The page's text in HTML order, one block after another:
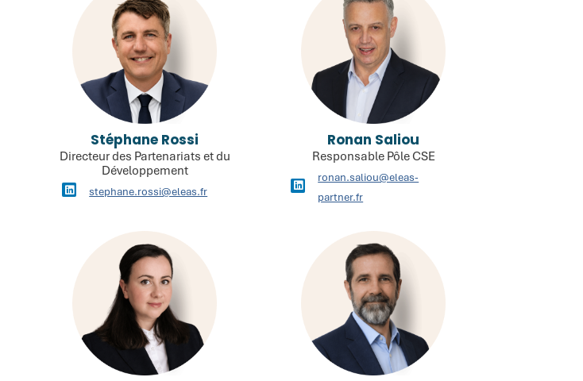
Stéphane Rossi
Directeur des Partenariats et du
Développement
stephane.rossi@eleas.fr
Ronan Saliou
Responsable Pôle CSE
ronan.saliou@eleas-
partner.fr